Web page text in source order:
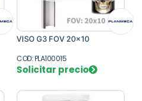
VISO G3 FOV 20x10
COD: PLA100015
Solicitar precio